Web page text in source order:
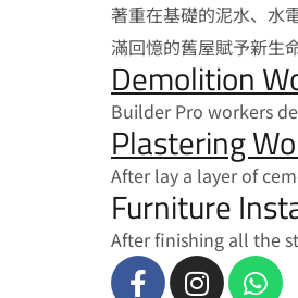
著重在基礎的泥水、水
滿回憶的舊屋賦予新生
Demolition
Builder Pro workers
Plastering
After lay a layer of
Furniture
After finishing all the